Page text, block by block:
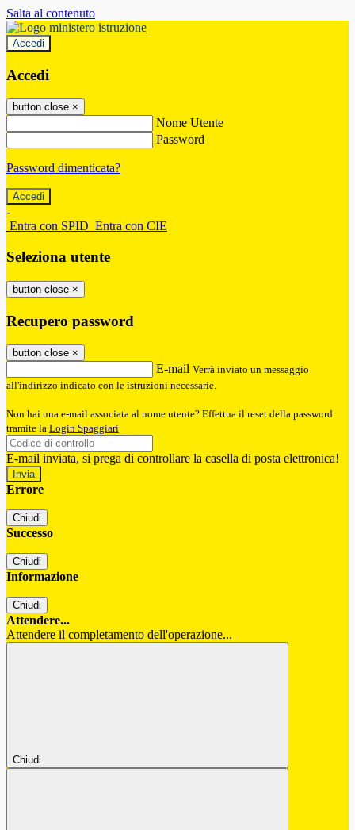
Salta al contenuto
Accedi
Accedi
button close ×
Nome Utente
Password
Password dimenticata?
-
Entra con SPID Entra con CIE
Seleziona utente
button close ×
Recupero password
button close ×
E-mail Verrà inviato un messaggio
all'indirizzo indicato con le istruzioni necessarie.
Non hai una e-mail associata al nome utente? Effettua il reset della password
tramite la Login Spaggiari
E-mail inviata, si prega di controllare la casella di posta elettronica!
Errore
Chiudi
Successo
Chiudi
Informazione
Chiudi
Attendere...
Attendere il completamento dell'operazione...
Chiudi